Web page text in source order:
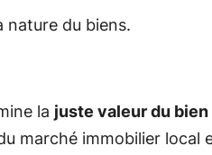
nature du biens.
la juste valeur du bien
marché immobilier local